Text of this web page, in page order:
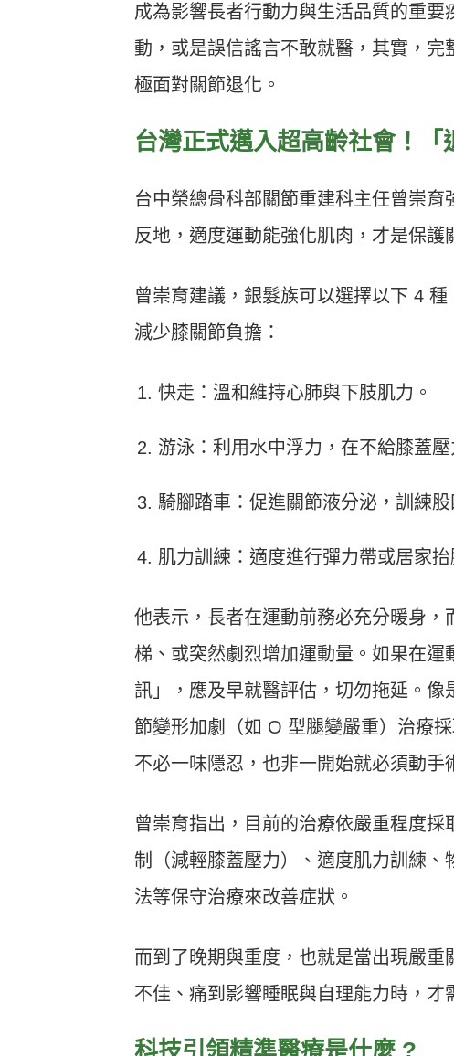
成為影響長者行動力與生活品質的重
動，或是誤信謠言不敢就醫，其實，
極面對關節退化。
台灣正式邁入超高齡社會！
台中榮總骨科部關節重建科主任曾崇
反地，適度運動能強化肌肉，才是保護
曾崇育建議，銀髮族可以選擇以下 4
減少膝關節負擔：
快走：溫和維持心肺與下肢肌力。
游泳：利用水中浮力，在不給膝蓋壓
騎腳踏車：促進關節液分泌，訓練股
肌力訓練：適度進行彈力帶或居家
他表示，長者在運動前務必充分暖身
梯、或突然劇烈增加運動量。如果在
訊」，應及早就醫評估，切勿拖延。
節變形加劇（如 O 型腿變嚴重）治療
不必一味隱忍，也非一開始就必須動手
曾崇育指出，目前的治療依嚴重程度
制（減輕膝蓋壓力）、適度肌力訓練
法等保守治療來改善症狀。
而到了晚期與重度，也就是當出現嚴
不佳、痛到影響睡眠與自理能力時，才
科技引領精準醫療是什麼 ?